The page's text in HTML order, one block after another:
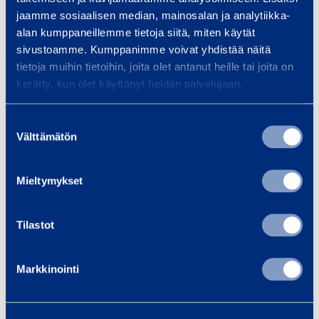
jaamme sosiaalisen median, mainosalan ja analytiikka-
alan kumppaneillemme tietoja siitä, miten käytät
sivustoamme. Kumppanimme voivat yhdistää näitä
tietoja muihin tietoihin, joita olet antanut heille tai joita on
kerätty, kun olet käyttänyt heidän palvelujaan.
valinta
Välttämätön
Mieltymykset
Tilastot
Markkinointi
Ramirent Finland Oy
yrityksenä